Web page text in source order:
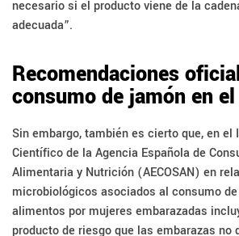
necesario si el producto viene de la
adecuada”.
Recomendaciones
consumo de jamón en
Sin embargo, también es cierto que, en el
Científico de la Agencia Española de
Alimentaria y Nutrición (AECOSAN) en
microbiológicos asociados al consumo
alimentos por mujeres embarazadas
producto de riesgo que las embarazas no